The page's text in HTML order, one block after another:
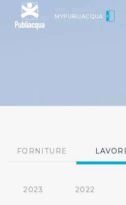
MYPUBLIACQUA
FORNITURE LAVORI
2023 2022